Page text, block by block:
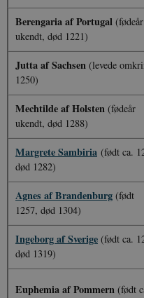
Berengaria af Portugal (fødeår
ukendt, død 1221)
Jutta af Sachsen (levede
1250)
Mechtilde af Holsten (fødeår
ukendt, død 1288)
Margrete Sambiria (født ca.
død 1282)
Agnes af Brandenburg (født
1257, død 1304)
Ingeborg af Sverige (født ca.
død 1319)
Euphemia af Pommern (født